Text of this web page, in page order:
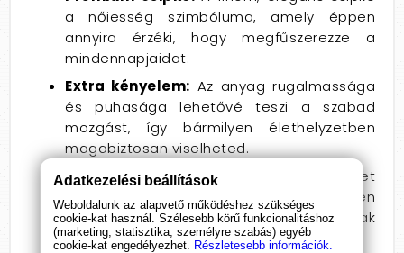
a nőiesség szimbóluma, amely éppen
annyira érzéki, hogy megfűszerezze a
mindennapjaidat.
Extra kényelem: Az anyag rugalmassága
és puhasága lehetővé teszi a szabad
mozgást, így bármilyen élethelyzetben
magabiztosan viselheted.
Tökéletes illeszkedés:
A L/XL méret
biztosítja, hogy a fehérnemű tökéletesen
simuljon a testedre, kiemelve annak
formáit és szépségét.
Adatkezelési beállítások
Weboldalunk az alapvető működéshez szükséges
cookie-kat használ. Szélesebb körű funkcionalitáshoz
(marketing, statisztika, személyre szabás) egyéb
cookie-kat engedélyezhet. Részletesebb információk.